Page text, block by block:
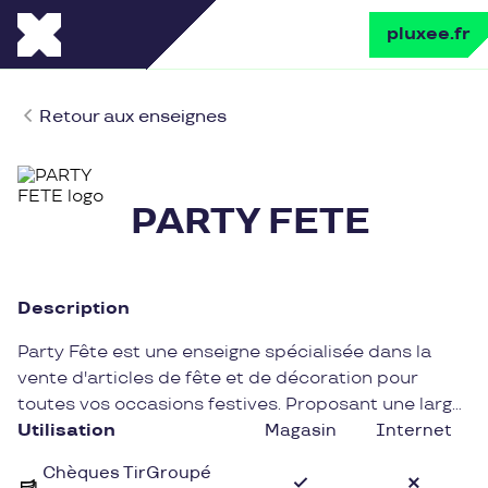
pluxee.fr
Retour aux enseignes
PARTY FETE
Description
Party Fête est une enseigne spécialisée dans la
vente d'articles de fête et de décoration pour
toutes vos occasions festives. Proposant une large
gamme de ballons, guirlandes, déguisements et
besoins pour créer une ambiance festive
Utilisation Magasin Internet
Chèques TirGroupé